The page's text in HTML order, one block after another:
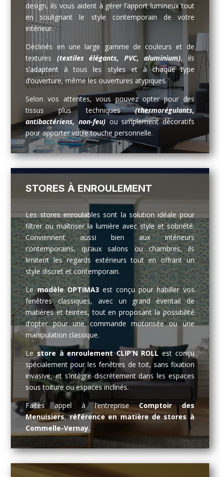
design, ils vous aident à gérer l’apport lumineux tout
en soulignant le style contemporain de votre
intérieur.
Déclinés en une large gamme de couleurs et de
textures (textiles élégants, PVC, aluminium), ils
s’adaptent à tous les styles et à chaque type
d’ouverture, même les ouvertures atypiques.
Selon vos attentes, vous pouvez opter pour des
tissus plus techniques(thermorégulants,
antibactériens, non-feu)ou simplement décoratifs
pour apporter votre touche personnelle.
STORES À ENROULEMENT
Les stores enroulables sont la solution idéale pour
filtrer ou maîtriser la lumière avec style et sobriété.
Conviennent aussi bien aux intérieurs
contemporains, qu’aux salons ou chambres, ils
limitent les regards extérieurs tout en offrant un
style discret et contemporain.
Lemodèle OPTIMA3 est conçu pour habiller vos
fenêtres classiques, avec un grand éventail de
matières et teintes, tout en proposant la possibilité
d’opter pour une commande motorisée ou une
manipulation classique.
Lestore à enroulement CLIP’N ROLL est conçu
spécialement pour les fenêtres de toit, sans fixation
invasive, et s’intègre discrètement dans les espaces
sous toiture ou espaces inclinés.
Faites appel à l’entrepriseComptoir des
Menuisiers,référence en matière de stores à
Commelle-Vernay.